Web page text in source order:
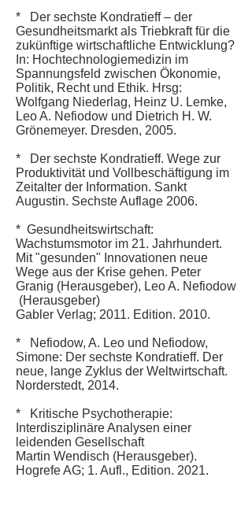
* Der sechste Kondratieff – der
Gesundheitsmarkt als Triebkraft für die
zukünftige wirtschaftliche Entwicklung?
In: Hochtechnologiemedizin im
Spannungsfeld zwischen Ökonomie,
Politik, Recht und Ethik. Hrsg:
Wolfgang Niederlag, Heinz U. Lemke,
Leo A. Nefiodow und Dietrich H. W.
Grönemeyer. Dresden, 2005.
* Der sechste Kondratieff. Wege zur
Produktivität und Vollbeschäftigung im
Zeitalter der Information. Sankt
Augustin. Sechste Auflage 2006.
* Gesundheitswirtschaft:
Wachstumsmotor im 21. Jahrhundert.
Mit "gesunden" Innovationen neue
Wege aus der Krise gehen. Peter
Granig (Herausgeber), Leo A. Nefiodow
(Herausgeber)
Gabler Verlag; 2011. Edition. 2010.
* Nefiodow, A. Leo und Nefiodow,
Simone: Der sechste Kondratieff. Der
neue, lange Zyklus der Weltwirtschaft.
Norderstedt, 2014.
* Kritische Psychotherapie:
Interdisziplinäre Analysen einer
leidenden Gesellschaft
Martin Wendisch (Herausgeber).
Hogrefe AG; 1. Aufl., Edition. 2021.